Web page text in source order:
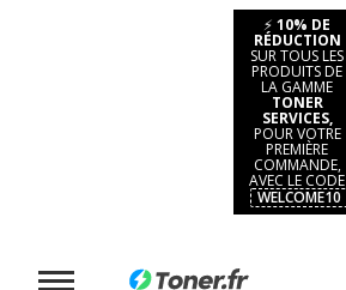
⚡ 10% DE
RÉDUCTION
SUR TOUS LES
PRODUITS DE
LA GAMME
TONER
SERVICES,
POUR VOTRE
PREMIÈRE
COMMANDE,
AVEC LE CODE
WELCOME10